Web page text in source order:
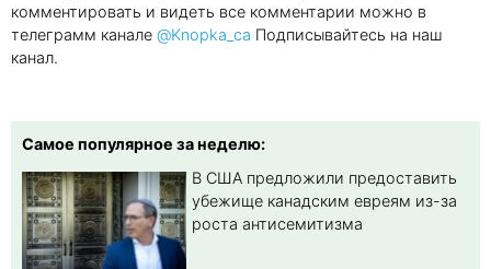
комментировать и видеть все комментарии можно в
телеграмм канале @Knopka_ca Подписывайтесь на наш
канал.
Самое популярное за неделю:
В США предложили предоставить
убежище канадским евреям из-за
роста антисемитизма